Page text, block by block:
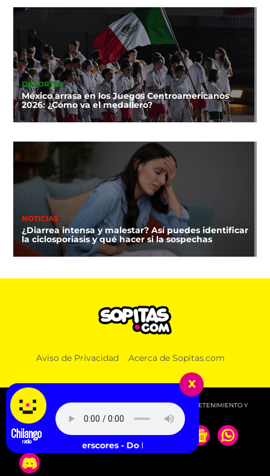
DEPORTES
México arrasa en los Juegos Centroamericanos
2026: ¿Cómo va el medallero?
NOTICIAS
¿Diarrea intensa y malestar? Así puedes identificar
la ciclosporiasis y qué hacer si la sospechas
Aviso de Privacidad Acerca de Sopitas.com
© 2026 SOPITAS.COM - MÚSICA, NOTICIAS, DEPORTES, ENTRETENIMIENTO Y
MÁS!.
x
underscores - Do It